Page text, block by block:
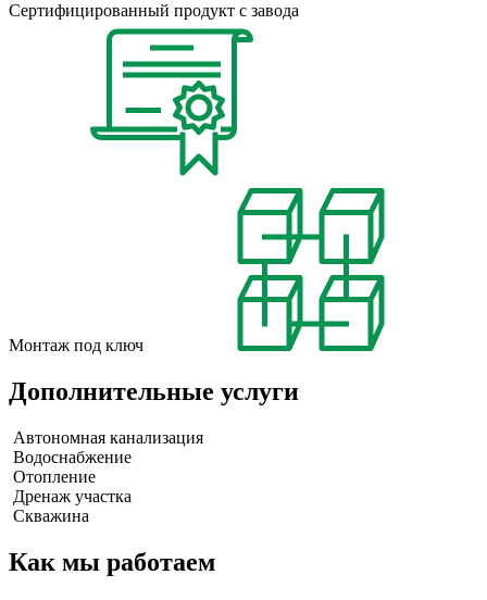
Сертифицированный продукт с завода
Монтаж под ключ
Дополнительные услуги
Автономная канализация
Водоснабжение
Отопление
Дренаж участка
Скважина
Как мы работаем